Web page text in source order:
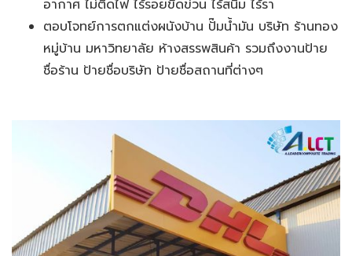
อากาศ ไม่ติดไฟ ไร้รอยขีดข่วน ไร้สนิม ไร้รา
ตอบโจทย์การตกแต่งผนังบ้าน ปั๊มน้ำมัน บริษัท ร้านทอง
หมู่บ้าน มหาวิทยาลัย ห้างสรรพสินค้า รวมถึงงานป้าย
ชื่อร้าน ป้ายชื่อบริษัท ป้ายชื่อสถานที่ต่างๆ